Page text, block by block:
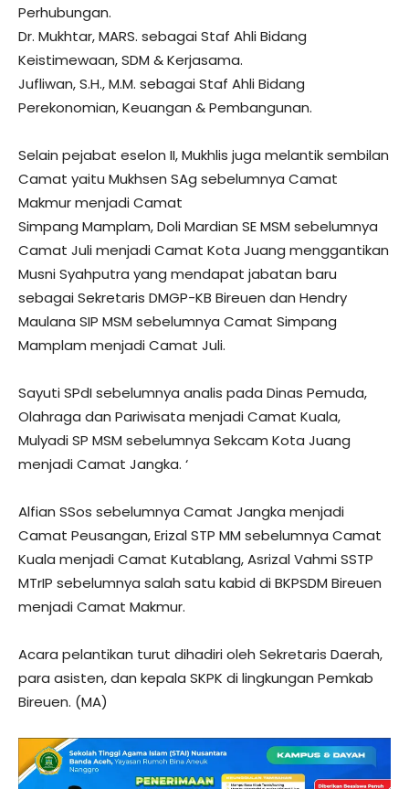
Perhubungan.
​Dr. Mukhtar, MARS. sebagai Staf Ahli Bidang
Keistimewaan, SDM & Kerjasama.
​Jufliwan, S.H., M.M. sebagai Staf Ahli Bidang
Perekonomian, Keuangan & Pembangunan.
​Selain pejabat eselon II, Mukhlis juga melantik sembilan
Camat yaitu Mukhsen SAg sebelumnya Camat
Makmur menjadi Camat
Simpang Mamplam, Doli Mardian SE MSM sebelumnya
Camat Juli menjadi Camat Kota Juang menggantikan
Musni Syahputra yang mendapat jabatan baru
sebagai Sekretaris DMGP-KB Bireuen dan Hendry
Maulana SIP MSM sebelumnya Camat Simpang
Mamplam menjadi Camat Juli.
Sayuti SPdI sebelumnya analis pada Dinas Pemuda,
Olahraga dan Pariwisata menjadi Camat Kuala,
Mulyadi SP MSM sebelumnya Sekcam Kota Juang
menjadi Camat Jangka. ‘
Alfian SSos sebelumnya Camat Jangka menjadi
Camat Peusangan, Erizal STP MM sebelumnya Camat
Kuala menjadi Camat Kutablang, Asrizal Vahmi SSTP
MTrIP sebelumnya salah satu kabid di BKPSDM Bireuen
menjadi Camat Makmur.
​Acara pelantikan turut dihadiri oleh Sekretaris Daerah,
para asisten, dan kepala SKPK di lingkungan Pemkab
Bireuen. (MA)